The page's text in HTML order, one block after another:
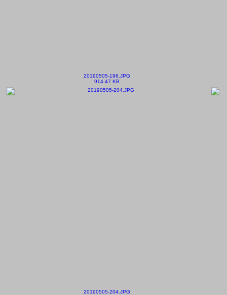
20190505-196.JPG
914.47 KB
20190505-204.JPG